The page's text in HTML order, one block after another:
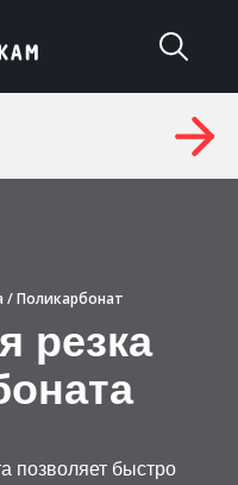
/ Поликарбонат
резка
позволяет быстро